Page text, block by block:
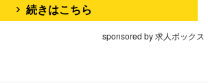
続きはこちら
sponsored by 求人ボックス